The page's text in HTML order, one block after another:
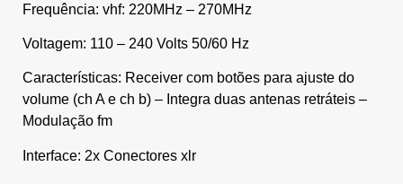
Frequência: vhf: 220MHz – 270MHz
Voltagem: 110 – 240 Volts 50/60 Hz
Características: Receiver com botões para ajuste do
volume (ch A e ch b) – Integra duas antenas retráteis –
Modulação fm
Interface: 2x Conectores xlr